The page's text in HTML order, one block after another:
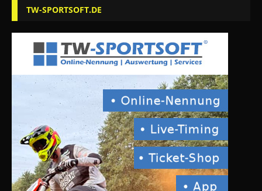
TW-SPORTSOFT.DE